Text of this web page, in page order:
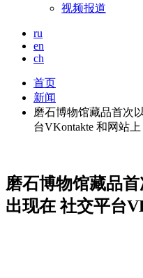
视频报道
ru
en
ch
首页
新闻
磨石博物馆藏品首次
台VKontakte 和网站上
磨石博物馆藏品
出现在 社交平台